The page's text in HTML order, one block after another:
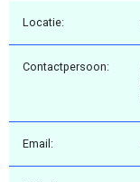
Locatie:
Contactpersoon:
Email: